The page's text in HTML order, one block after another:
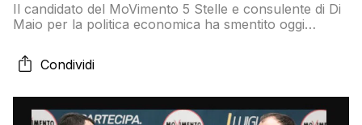
Il candidato del MoVimento 5 Stelle e consulente di Di
Maio per la politica economica ha smentito oggi
soldo dei Poteri Forti. La smentita di Fioramonti è
un’ottima occasione per passare in rassegna tutte le
Rockefeller e Rothschild per screditare gli avversari
politici
Condividi